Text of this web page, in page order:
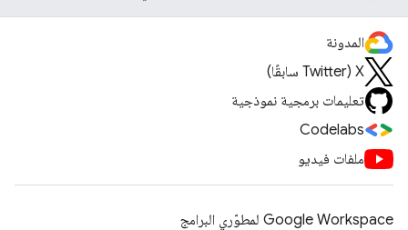
المدونة
‫X ‏(Twitter سابقًا)
تعليمات برمجية نموذجية
Codelabs
ملفات فيديو
Google Workspace لمطوّري البرامج